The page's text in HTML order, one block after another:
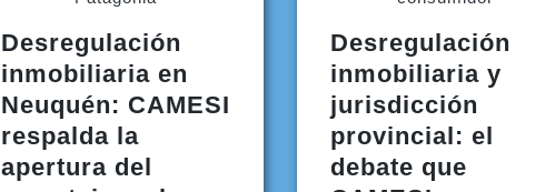
Desregulación
inmobiliaria en
Neuquén: CAMESI
respalda la
apertura del
Desregulación
inmobiliaria y
jurisdicción
provincial: el
debate que